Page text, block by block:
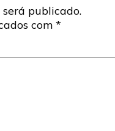
publicado.
com *